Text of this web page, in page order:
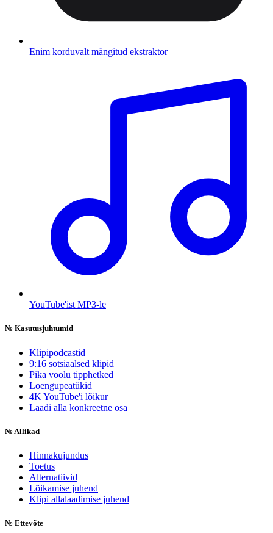
Enim korduvalt mängitud ekstraktor
YouTube'ist MP3-le
№ Kasutusjuhtumid
Klipipodcastid
9:16 sotsiaalsed klipid
Pika voolu tipphetked
Loengupeatükid
4K YouTube'i lõikur
Laadi alla konkreetne osa
№ Allikad
Hinnakujundus
Toetus
Alternatiivid
Lõikamise juhend
Klipi allalaadimise juhend
№ Ettevõte